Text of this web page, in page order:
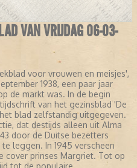
VAN VRIJDAG 06-03-
voor vrouwen en meisjes',
1938, een paar jaar
de markt was. In de begin
van het gezinsblad 'De
blad zelfstandig uitgegeven.
dat destijds alleen uit Alma
door de Duitse bezetters
leggen. In 1945 verscheen
cover prinses Margriet. Tot op